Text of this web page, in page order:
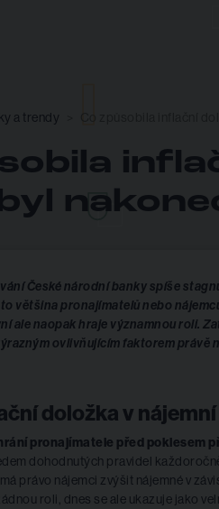
a trendy
České národní banky spíše
většina pronajímatelů nebo
ale naopak hraje významnou roli.
ovlivňujícím faktorem právě
doložka v
pronajímatele před poklesem
dohodnutých pravidel
právo nájemci zvýšit nájemné v
roli, dnes se ale ukazuje jako